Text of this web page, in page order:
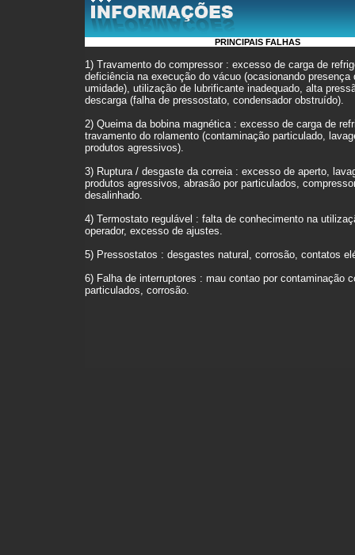
PRINCIPAIS FALHAS
1) Travamento do compressor : excesso de carga de
deficiência na execução do vácuo (ocasionando presença
umidade), utilização de lubrificante inadequado, alta
descarga (falha de pressostato, condensador obstruído).
2) Queima da bobina magnética : excesso de carga de
travamento do rolamento (contaminação particulado,
produtos agressivos).
3) Ruptura / desgaste da correia : excesso de aperto,
produtos agressivos, abrasão por particulados,
desalinhado.
4) Termostato regulável : falta de conhecimento na
operador, excesso de ajustes.
5) Pressostatos : desgastes natural, corrosão, contatos
6) Falha de interruptores : mau contao por contaminação
particulados, corrosão.